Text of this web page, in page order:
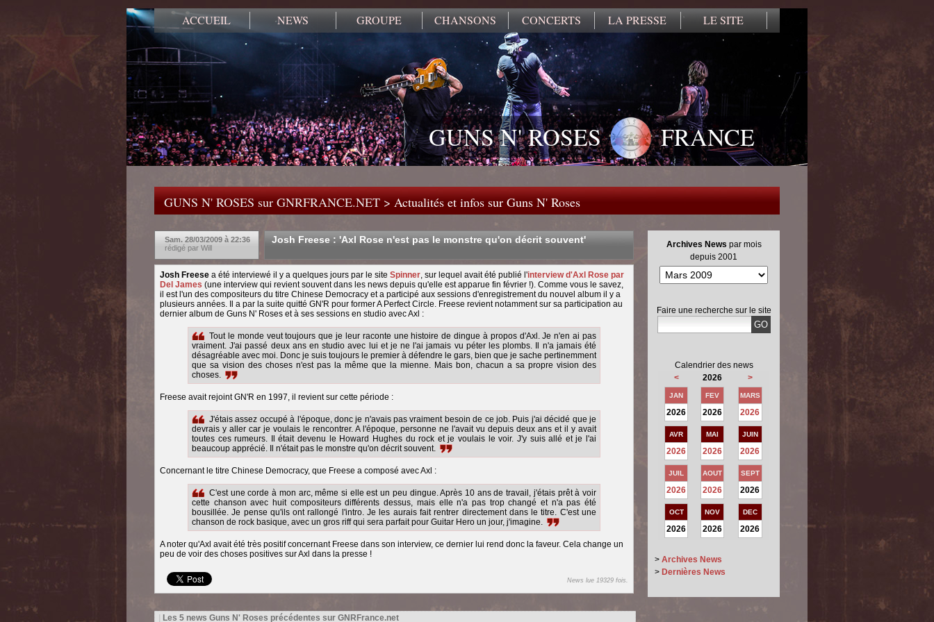
ACCUEIL NEWS GROUPE CHANSONS CONCERTS LA PRESSE LE SITE
GUNS N' ROSES FRANCE
GUNS N' ROSES sur GNRFRANCE.NET> Actualités et infos sur Guns N' Roses
Sam. 28/03/2009 à 22:36
rédigé par Will
Josh Freese : 'Axl Rose n'est pas le monstre qu'on décrit souvent'
Josh Freese a été interviewé il y a quelques jours par le site Spinner, sur lequel avait été publié l'interview d'Axl Rose par
Del James (une interview qui revient souvent dans les news depuis qu'elle est apparue fin février !). Comme vous le savez,
il est l'un des compositeurs du titre Chinese Democracy et a participé aux sessions d'enregistrement du nouvel album il y a
plusieurs années. Il a par la suite quitté GN'R pour former A Perfect Circle. Freese revient notamment sur sa participation au
dernier album de Guns N' Roses et à ses sessions en studio avec Axl :
Tout le monde veut toujours que je leur raconte une histoire de dingue à propos d'Axl. Je n'en ai pas
vraiment. J'ai passé deux ans en studio avec lui et je ne l'ai jamais vu péter les plombs. Il n'a jamais été
désagréable avec moi. Donc je suis toujours le premier à défendre le gars, bien que je sache pertinemment
que sa vision des choses n'est pas la même que la mienne. Mais bon, chacun a sa propre vision des
choses.
Freese avait rejoint GN'R en 1997, il revient sur cette période :
J'étais assez occupé à l'époque, donc je n'avais pas vraiment besoin de ce job. Puis j'ai décidé que je
devrais y aller car je voulais le rencontrer. A l'époque, personne ne l'avait vu depuis deux ans et il y avait
toutes ces rumeurs. Il était devenu le Howard Hughes du rock et je voulais le voir. J'y suis allé et je l'ai
beaucoup apprécié. Il n'était pas le monstre qu'on décrit souvent.
Concernant le titre Chinese Democracy, que Freese a composé avec Axl :
C'est une corde à mon arc, même si elle est un peu dingue. Après 10 ans de travail, j'étais prêt à voir
cette chanson avec huit compositeurs différents dessus, mais elle n'a pas trop changé et n'a pas été
bousillée. Je pense qu'ils ont rallongé l'intro. Je les aurais fait rentrer directement dans le titre. C'est une
chanson de rock basique, avec un gros riff qui sera parfait pour Guitar Hero un jour, j'imagine.
A noter qu'Axl avait été très positif concernant Freese dans son interview, ce dernier lui rend donc la faveur. Cela change un
peu de voir des choses positives sur Axl dans la presse !
News lue 19329 fois.
Les 5 news Guns N' Roses précédentes sur GNRFrance.net
Archives News par mois
depuis 2001
Faire une recherche sur le site
Calendrier des news
<
2026 >
JAN
2026
FEV
2026
MARS
2026
AVR
2026
MAI
2026
JUIN
2026
JUIL
2026
AOUT
2026
SEPT
2026
OCT
2026
NOV
2026
DEC
2026
> Archives News
> Dernières News